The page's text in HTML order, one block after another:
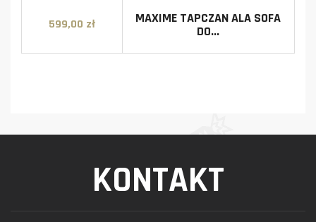
Cena
599,00 zł
MAXIME TAPCZAN ALA SOFA
DO...
KONTAKT